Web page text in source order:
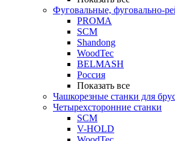
Фуговальные, фуговально-
PROMA
SCM
Shandong
WoodTec
BELMASH
Россия
Показать все
Чашкорезные станки для
Четырехсторонние станки
SCM
V-HOLD